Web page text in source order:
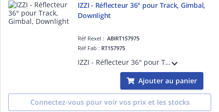
IZZI - Réflecteur 36° pour Track, Gimbal,
Downlight
Réf Rexel :ABIRT157975
Réf Fab : RT157975
IZZI - Réflecteur 36° pour Track, Gimbal, Downlight
Ajouter au panier
Connectez-vous pour voir vos prix et les stocks